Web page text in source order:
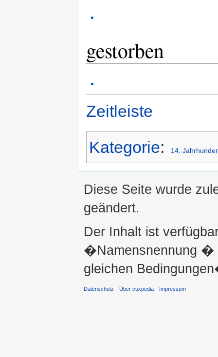
gestorben
Zeitleiste
Kategorie: 14.
Diese Seite wurde
geändert.
Der Inhalt ist
�Namensnennung �
gleichen
Datenschutz Über cuxpedia Impressum